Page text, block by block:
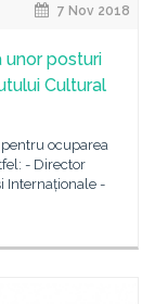
7 Nov 2018
unor posturi
Cultural
ocuparea
- Director
Internaționale -